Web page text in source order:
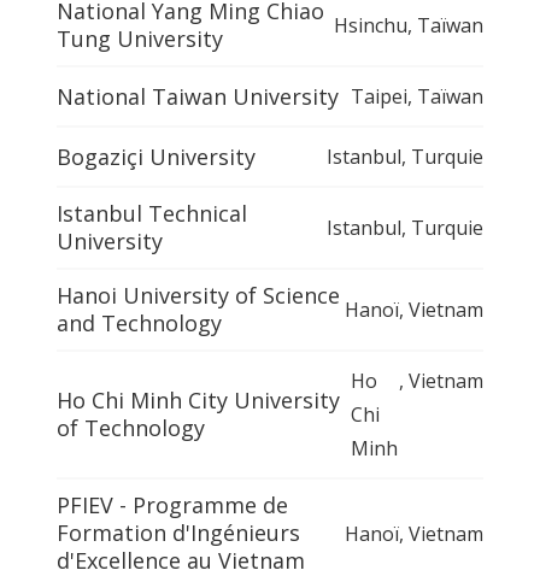
National Yang Ming Chiao
Tung University
Hsinchu, Taïwan
National Taiwan University Taipei, Taïwan
Bogaziçi University Istanbul, Turquie
Istanbul Technical
University
Istanbul, Turquie
Hanoi University of Science
and Technology
Hanoï, Vietnam
Ho Chi Minh City University
of Technology
Ho
Chi
Minh
, Vietnam
PFIEV - Programme de
Formation d'Ingénieurs
d'Excellence au Vietnam
Hanoï, Vietnam